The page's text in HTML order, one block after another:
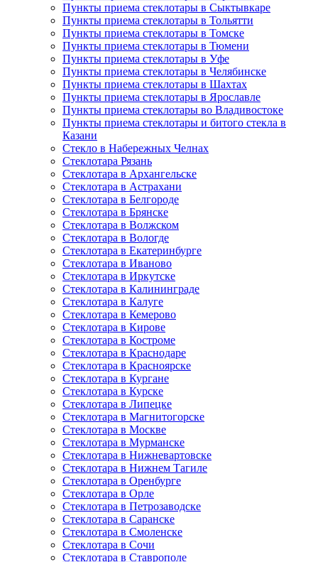
Пункты приема стеклотары в Сыктывкаре
Пункты приема стеклотары в Тольятти
Пункты приема стеклотары в Томске
Пункты приема стеклотары в Тюмени
Пункты приема стеклотары в Уфе
Пункты приема стеклотары в Челябинске
Пункты приема стеклотары в Шахтах
Пункты приема стеклотары в Ярославле
Пункты приема стеклотары во Владивостоке
Пункты приема стеклотары и битого стекла в
Казани
Стекло в Набережных Челнах
Стеклотара Рязань
Стеклотара в Архангельске
Стеклотара в Астрахани
Стеклотара в Белгороде
Стеклотара в Брянске
Стеклотара в Волжском
Стеклотара в Вологде
Стеклотара в Екатеринбурге
Стеклотара в Иваново
Стеклотара в Иркутске
Стеклотара в Калининграде
Стеклотара в Калуге
Стеклотара в Кемерово
Стеклотара в Кирове
Стеклотара в Костроме
Стеклотара в Краснодаре
Стеклотара в Красноярске
Стеклотара в Кургане
Стеклотара в Курске
Стеклотара в Липецке
Стеклотара в Магнитогорске
Стеклотара в Москве
Стеклотара в Мурманске
Стеклотара в Нижневартовске
Стеклотара в Нижнем Тагиле
Стеклотара в Оренбурге
Стеклотара в Орле
Стеклотара в Петрозаводске
Стеклотара в Саранске
Стеклотара в Смоленске
Стеклотара в Сочи
Стеклотара в Ставрополе